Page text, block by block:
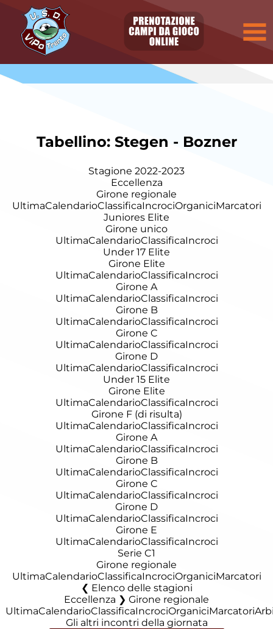
Tabellino: Stegen - Bozner
Stagione 2022-2023
Eccellenza
Girone regionale
UltimaCalendarioClassificaIncrociOrganiciMarcatori
Juniores Elite
Girone unico
UltimaCalendarioClassificaIncroci
Under 17 Elite
Girone Elite
UltimaCalendarioClassificaIncroci
Girone A
UltimaCalendarioClassificaIncroci
Girone B
UltimaCalendarioClassificaIncroci
Girone C
UltimaCalendarioClassificaIncroci
Girone D
UltimaCalendarioClassificaIncroci
Under 15 Elite
Girone Elite
UltimaCalendarioClassificaIncroci
Girone F (di risulta)
UltimaCalendarioClassificaIncroci
Girone A
UltimaCalendarioClassificaIncroci
Girone B
UltimaCalendarioClassificaIncroci
Girone C
UltimaCalendarioClassificaIncroci
Girone D
UltimaCalendarioClassificaIncroci
Girone E
UltimaCalendarioClassificaIncroci
Serie C1
Girone regionale
UltimaCalendarioClassificaIncrociOrganiciMarcatori
Elenco delle stagioni
Eccellenza ❯ Girone regionale
UltimaCalendarioClassificaIncrociOrganiciMarcatori
Gli altri incontri della giornata